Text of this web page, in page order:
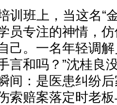
训班上，当这名“
员专注的神情，
己。一名年轻调
言和吗？”沈桂良
间：是医患纠纷
索赔案落定时老